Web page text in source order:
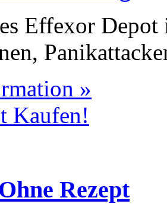
Effexor
»
Kaufen!
Rezept